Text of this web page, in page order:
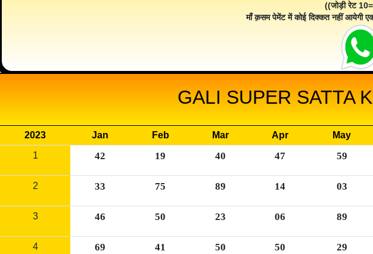
((जोड़ी रेट
माँ क़सम पेमेंट में कोई दिक्कत नहीं आयेगी
GALI SUPER SATTA
2023 Jan Feb Mar Apr May
1
42 19 40 47 59
2 33 75 89 14 03
3 46 50 23 06 89
4 69 41 50 50 29